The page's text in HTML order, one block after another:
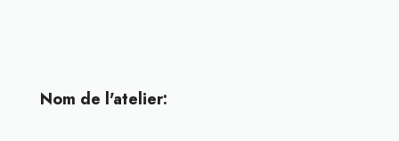
Nom de l'atelier: